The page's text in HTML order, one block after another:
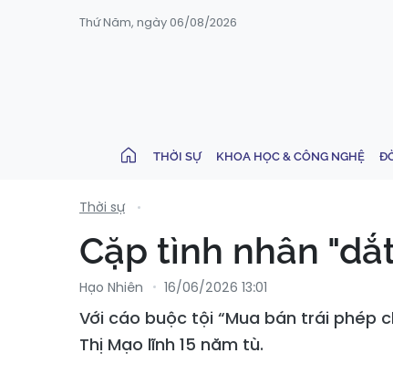
Thứ Năm, ngày 06/08/2026
THỜI SỰ KHOA HỌC & CÔNG NGHỆ
Thời sự
Cặp tình nhân
Hạo Nhiên 16/06/2026 13:01
Với cáo buộc tội “Mua bán trái phép
Thị Mạo lĩnh 15 năm tù.